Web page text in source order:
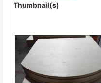
Thumbnail(s)